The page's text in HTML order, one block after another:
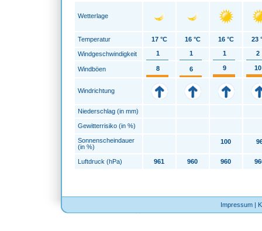
Wetterlage
Temperatur 17 °C 16 °C 16 °C 23
Windgeschwindigkeit 1 1 1 2
Windböen 8 6 9 10
Windrichtung
Niederschlag (in mm)
Gewitterrisiko (in %)
Sonnenscheindauer
(in %)
100
Luftdruck (hPa) 961 960 960
Impressum |